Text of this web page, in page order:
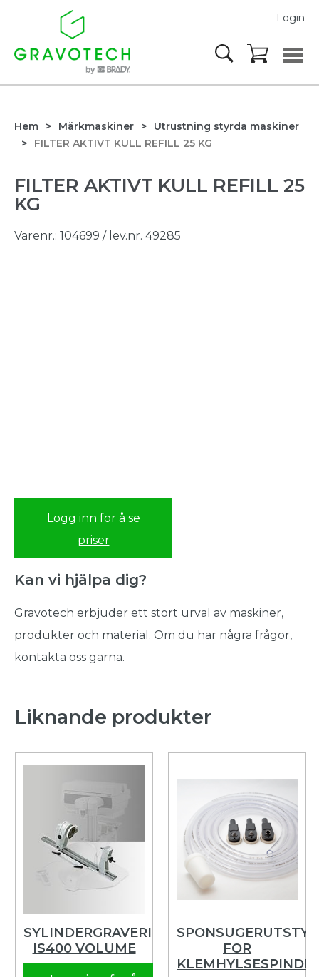
Login
Hem Märkmaskiner
Utrustning styrda maskiner
FILTER AKTIVT KULL REFILL 25 KG
FILTER AKTIVT KULL REFILL 25
KG
Varenr.: 104699 / lev.nr. 49285
Logg inn for å se
priser
Kan vi hjälpa dig?
Gravotech erbjuder ett stort urval av maskiner,
produkter och material. Om du har några frågor,
kontakta oss gärna.
Liknande produkter
SYLINDERGRAVERINGSUTSTYR,
IS400 VOLUME
SPONSUGERUTSTYR
FOR